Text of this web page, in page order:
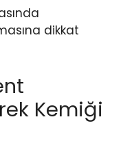
dikkat
Kemiği